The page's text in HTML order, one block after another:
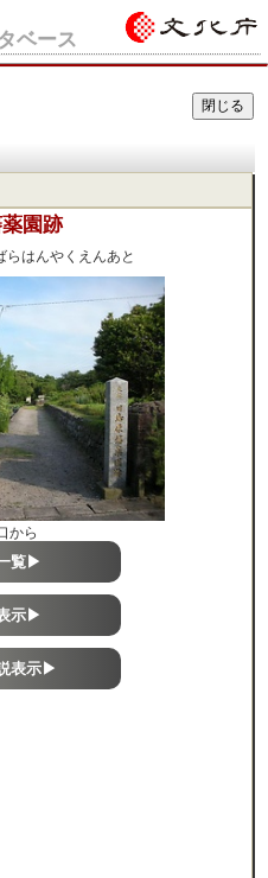
ベース
薬園跡
らはんやくえんあと
から
覧▶
示▶
表示▶